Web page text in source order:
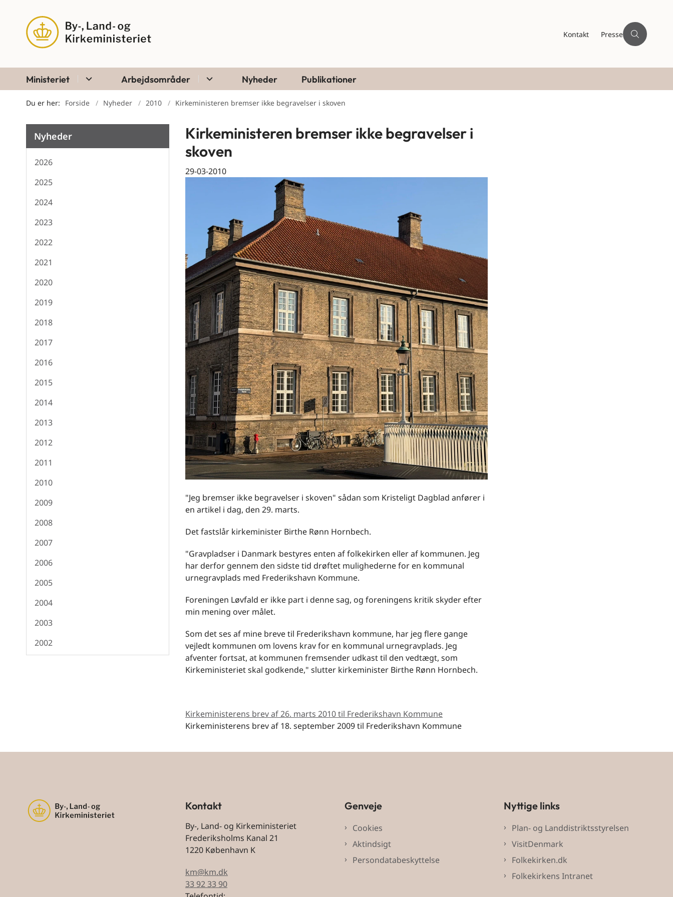
Kontakt Presse
Ministeriet Arbejdsområder Nyheder Publikationer
Du er her: Forside Nyheder 2010 Kirkeministeren bremser ikke begravelser i skoven
Nyheder
2026
2025
2024
2023
2022
2021
2020
2019
2018
2017
2016
2015
2014
2013
2012
2011
2010
2009
2008
2007
2006
2005
2004
2003
2002
Kirkeministeren bremser ikke begravelser i
skoven
29-03-2010
"Jeg bremser ikke begravelser i skoven" sådan som Kristeligt Dagblad anfører i
en artikel i dag, den 29. marts.
Det fastslår kirkeminister Birthe Rønn Hornbech.
"Gravpladser i Danmark bestyres enten af folkekirken eller af kommunen. Jeg
har derfor gennem den sidste tid drøftet mulighederne for en kommunal
urnegravplads med Frederikshavn Kommune.
Foreningen Løvfald er ikke part i denne sag, og foreningens kritik skyder efter
min mening over målet.
Som det ses af mine breve til Frederikshavn kommune, har jeg flere gange
vejledt kommunen om lovens krav for en kommunal urnegravplads. Jeg
afventer fortsat, at kommunen fremsender udkast til den vedtægt, som
Kirkeministeriet skal godkende," slutter kirkeminister Birthe Rønn Hornbech.
Kirkeministerens brev af 26. marts 2010 til Frederikshavn Kommune
Kirkeministerens brev af 18. september 2009 til Frederikshavn Kommune
Kontakt
By-, Land- og Kirkeministeriet
Frederiksholms Kanal 21
1220 København K
km@km.dk
33 92 33 90
Genveje
Cookies
Aktindsigt
Persondatabeskyttelse
Nyttige links
Plan- og Landdistriktsstyrelsen
VisitDenmark
Folkekirken.dk
Folkekirkens Intranet